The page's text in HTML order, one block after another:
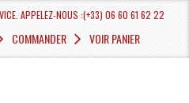
APPELEZ-NOUS :(+33) 06 60 61 62 22
COMMANDER VOIR PANIER